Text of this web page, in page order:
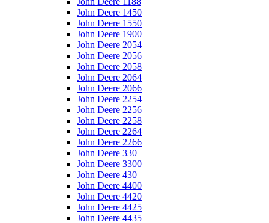
John Deere 1450
John Deere 1550
John Deere 1900
John Deere 2054
John Deere 2056
John Deere 2058
John Deere 2064
John Deere 2066
John Deere 2254
John Deere 2256
John Deere 2258
John Deere 2264
John Deere 2266
John Deere 330
John Deere 3300
John Deere 430
John Deere 4400
John Deere 4420
John Deere 4425
John Deere 4435